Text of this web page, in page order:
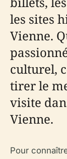
les sites
Vienne.
culturel,
tirer le
visite
Vienne.
Pour